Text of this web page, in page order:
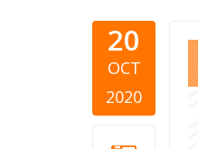
20
OCT
2020